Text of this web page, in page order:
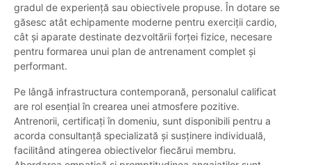
gradul de experiență sau obiectivele propuse. În dotare se
găsesc atât echipamente moderne pentru exerciții cardio,
cât și aparate destinate dezvoltării forței fizice, necesare
pentru formarea unui plan de antrenament complet și
performant.
Pe lângă infrastructura contemporană, personalul calificat
are rol esențial în crearea unei atmosfere pozitive.
Antrenorii, certificați în domeniu, sunt disponibili pentru a
acorda consultanță specializată și susținere individuală,
facilitând atingerea obiectivelor fiecărui membru.